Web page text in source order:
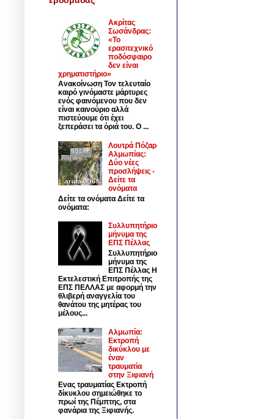
Ακρίτας
Σωσάνδρας:
«Το
ερασιτεχνικό
ποδόσφαιρο
δεν είναι
χρηματιστήριο»
Ανακοίνωση Τον τελευταίο
καιρό γινόμαστε μάρτυρες
ενός φαινόμενου που δεν
είναι καινούριο αλλά
πιστεύουμε ότι έχει
ξεπεράσει τα όριά του. Ο ...
Λουτρά Πόζαρ
Αλμωπίας:
Δύο νέες
προσλήψεις -
Δείτε τα
ονόματα
Δείτε τα ονόματα Δείτε τα
ονόματα:
Συλλυπητήριο
μήνυμα της
ΕΠΣ Πέλλας
Συλλυπητήριο
μήνυμα της
ΕΠΣ Πέλλας Η
Εκτελεστική Επιτροπής της
ΕΠΣ ΠΕΛΛΑΣ με αφορμή την
θλιβερή αναγγελία του
θανάτου της μητέρας του
μέλους...
Αλμωπία:
Εκτροπή
δικύκλου με
έναν
τραυματία
στην Ξιφιανή
Ενας τραυματίας Εκτροπή
δίκυκλου σημειώθηκε το
πρωί της Πέμπτης, στα
φανάρια της Ξιφιανής.